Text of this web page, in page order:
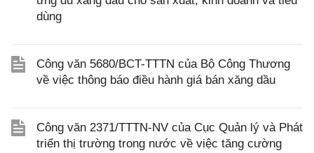
dùng
Công văn 5680/BCT-TTTN của Bộ Công Thương
về việc thông báo điều hành giá bán xăng dầu
Công văn 2371/TTTN-NV của Cục Quản lý và Phát
triển thị trường trong nước về việc tăng cường